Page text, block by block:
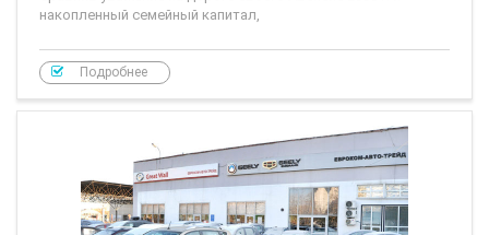
накопленный семейный капитал,
Подробнее